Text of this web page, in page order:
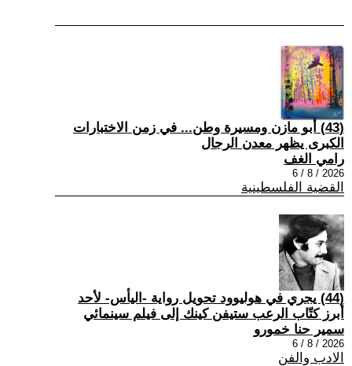
(43) أبو مازن ومسيرة وطن... في زمن الاختبارات
الكبرى يظهر معدن الرجال
رامي الغف
2026 / 8 / 6
القضية الفلسطينية
(44) يجري في هوليوود تحويل رواية -اليأس- لأحد
أبرز كتّاب الرعب ستيفن كينك إلى فيلم سينمائي
سمير حنا خمورو
2026 / 8 / 6
الادب والفن